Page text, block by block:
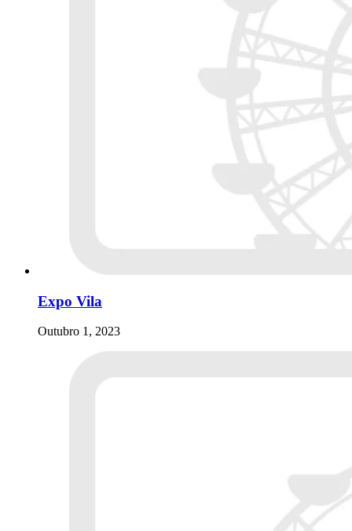
Expo Vila
Outubro 1, 2023